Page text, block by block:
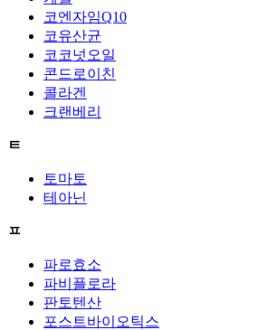
코엔자임Q10
코유산균
코코넛오일
콘드로이친
콜라겐
크랜베리
ㅌ
토마토
테아닌
ㅍ
파로효소
파비플로라
판토텐산
포스트바이오틱스